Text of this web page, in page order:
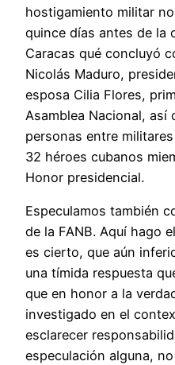
hostigamiento militar
quince días antes de la
Caracas qué concluyó
Nicolás Maduro,
esposa Cilia Flores,
Asamblea Nacional, así
personas entre
32 héroes cubanos
Honor presidencial.
Especulamos también
de la FANB. Aquí hago
es cierto, que aún
una tímida respuesta
que en honor a la
investigado en el
esclarecer
especulación alguna,